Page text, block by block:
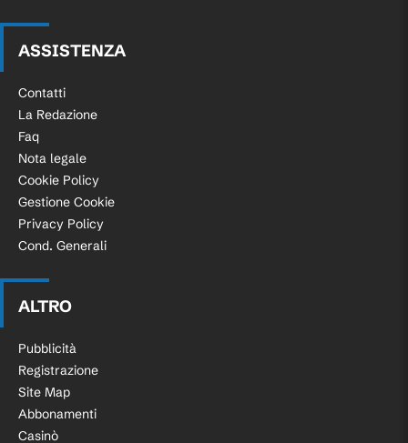
ASSISTENZA
Contatti
La Redazione
Faq
Nota legale
Cookie Policy
Gestione Cookie
Privacy Policy
Cond. Generali
ALTRO
Pubblicità
Registrazione
Site Map
Abbonamenti
Casinò